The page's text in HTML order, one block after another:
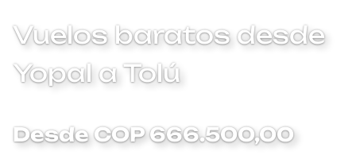
Vuelos baratos desde
Yopal a Tolú
Desde COP 666.500,00